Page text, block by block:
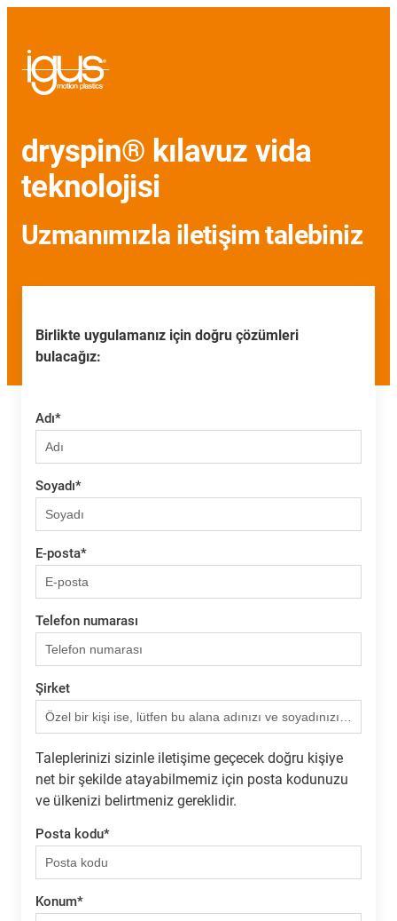
dryspin® kılavuz vida
teknolojisi
Uzmanımızla iletişim talebiniz
Birlikte uygulamanız için doğru çözümleri
bulacağız:
Adı*
Soyadı*
E-posta*
Telefon numarası
Şirket
Taleplerinizi sizinle iletişime geçecek doğru kişiye
net bir şekilde atayabilmemiz için posta kodunuzu
ve ülkenizi belirtmeniz gereklidir.
Posta kodu*
Konum*